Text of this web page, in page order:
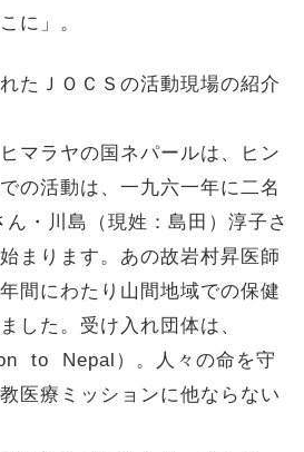
に」。
たＪＯＣＳの活動現場の紹介
マラヤの国ネパールは、ヒン
の活動は、一九六一年に二名
・川島（現姓：島田）淳子さ
まります。あの故岩村昇医師
間にわたり山間地域での保健
した。受け入れ団体は、
to Nepal）。人々の命を守
医療ミッションに他ならない